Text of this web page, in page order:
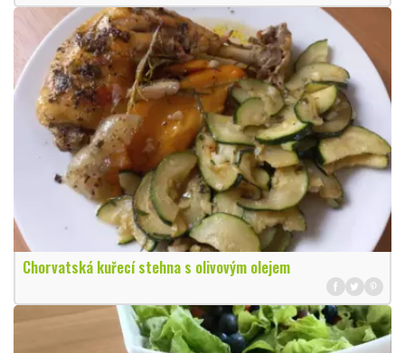
Chorvatská kuřecí stehna s olivovým olejem